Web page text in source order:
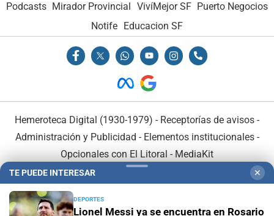
Podcasts Mirador Provincial VivíMejor SF Puerto Negocios
Notife Educacion SF
Hemeroteca Digital (1930-1979) - Receptorías de avisos -
Administración y Publicidad - Elementos institucionales-
Opcionales con El Litoral - MediaKit
TE PUEDE INTERESAR ✕
DEPORTES
Lionel Messi ya se encuentra en Rosario